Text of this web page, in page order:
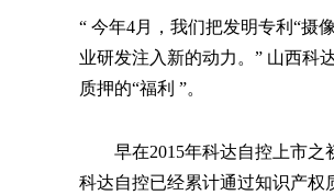
“ 今年4月，我们把发明专利 “摄
业研发注入新的动力。 ” 山西科
质押的“福利 ”。
早在2015年科达自控上市之
科达自控已经累计通过知识产权